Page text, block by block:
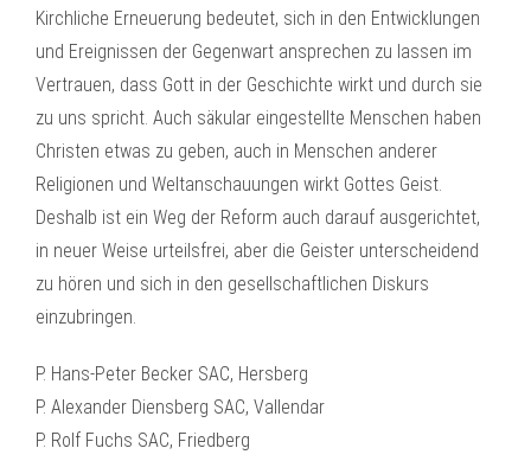
Kirchliche Erneuerung bedeutet, sich in den Entwicklungen
und Ereignissen der Gegenwart ansprechen zu lassen im
Vertrauen, dass Gott in der Geschichte wirkt und durch sie
zu uns spricht. Auch säkular eingestellte Menschen haben
Christen etwas zu geben, auch in Menschen anderer
Religionen und Weltanschauungen wirkt Gottes Geist.
Deshalb ist ein Weg der Reform auch darauf ausgerichtet,
in neuer Weise urteilsfrei, aber die Geister unterscheidend
zu hören und sich in den gesellschaftlichen Diskurs
einzubringen.
P. Hans-Peter Becker SAC, Hersberg
P. Alexander Diensberg SAC, Vallendar
P. Rolf Fuchs SAC, Friedberg